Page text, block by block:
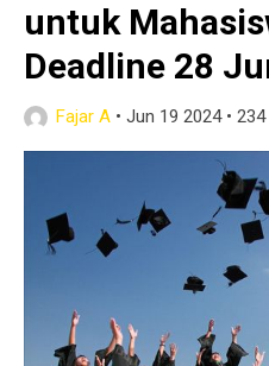
untuk
Deadline 28
Fajar A • Jun 19 2024• 234